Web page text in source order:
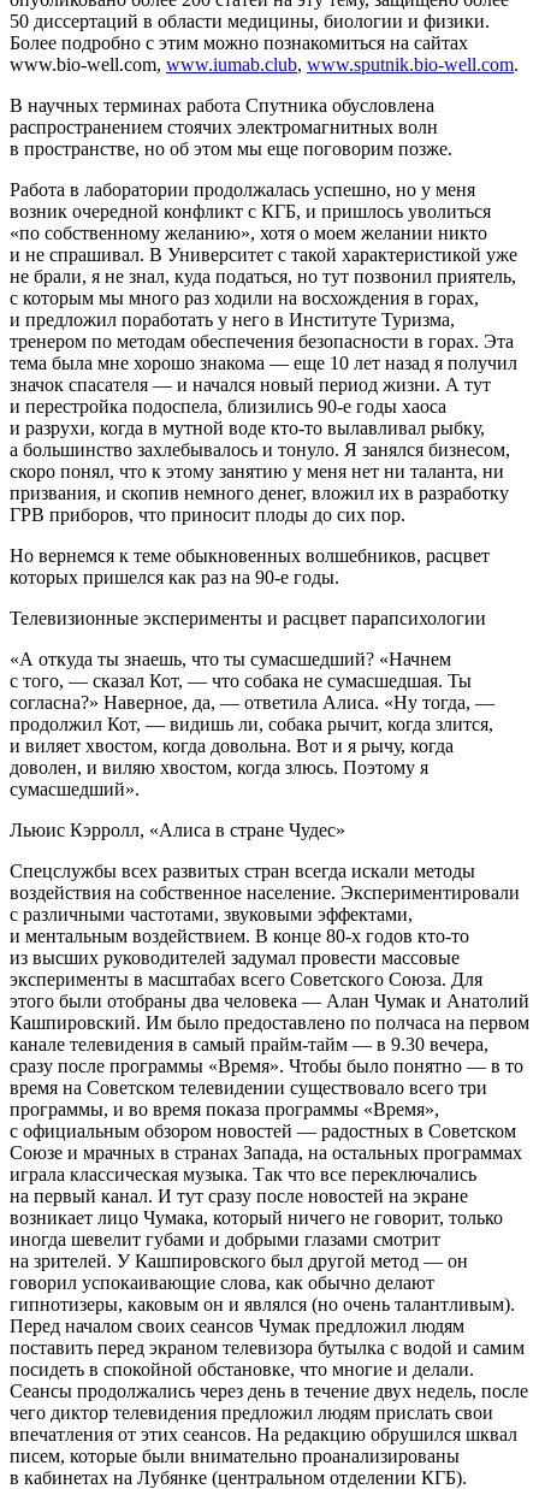
50 диссертаций в области медицины, биологии и физики.
Более подробно с этим можно познакомиться на сайтах
www.bio-well.com, www.iumab.club, www.sputnik.bio-well.com.
В научных терминах работа Спутника обусловлена
распространением стоячих электромагнитных волн
в пространстве, но об этом мы еще поговорим позже.
Работа в лаборатории продолжалась успешно, но у меня
возник очередной конфликт с КГБ, и пришлось уволиться
«по собственному желанию», хотя о моем желании никто
и не спрашивал. В Университет с такой характеристикой уже
не брали, я не знал, куда податься, но тут позвонил приятель,
с которым мы много раз ходили на восхождения в горах,
и предложил поработать у него в Институте Туризма,
тренером по методам обеспечения безопасности в горах. Эта
тема была мне хорошо знакома — еще 10 лет назад я получил
значок спасателя — и начался новый период жизни. А тут
и перестройка подоспела, близились 90-е годы хаоса
и разрухи, когда в мутной воде кто-то вылавливал рыбку,
а большинство захлебывалось и тонуло. Я занялся бизнесом,
скоро понял, что к этому занятию у меня нет ни таланта, ни
призвания, и скопив немного денег, вложил их в разработку
ГРВ приборов, что приносит плоды до сих пор.
Но вернемся к теме обыкновенных волшебников, расцвет
которых пришелся как раз на 90-е годы.
Телевизионные эксперименты и расцвет парапсихологии
«А откуда ты знаешь, что ты сумасшедший? «Начнем
с того, — сказал Кот, — что собака не сумасшедшая. Ты
согласна?» Наверное, да, — ответила Алиса. «Ну тогда, —
продолжил Кот, — видишь ли, собака рычит, когда злится,
и виляет хвостом, когда довольна. Вот и я рычу, когда
доволен, и виляю хвостом, когда злюсь. Поэтому я
сумасшедший».
Льюис Кэрролл, «Алиса в стране Чудес»
Спецслужбы всех развитых стран всегда искали методы
воздействия на собственное население. Экспериментировали
с различными частотами, звуковыми эффектами,
и ментальным воздействием. В конце 80-х годов кто-то
из высших руководителей задумал провести массовые
эксперименты в масштабах всего Советского Союза. Для
этого были отобраны два человека — Алан Чумак и Анатолий
Кашпировский. Им было предоставлено по полчаса на первом
канале телевидения в самый прайм-тайм — в 9.30 вечера,
сразу после программы «Время». Чтобы было понятно — в то
время на Советском телевидении существовало всего три
программы, и во время показа программы «Время»,
с официальным обзором новостей — радостных в Советском
Союзе и мрачных в странах Запада, на остальных программах
играла классическая музыка. Так что все переключались
на первый канал. И тут сразу после новостей на экране
возникает лицо Чумака, который ничего не говорит, только
иногда шевелит губами и добрыми глазами смотрит
на зрителей. У Кашпировского был другой метод — он
говорил успокаивающие слова, как обычно делают
гипнотизеры, каковым он и являлся (но очень талантливым).
Перед началом своих сеансов Чумак предложил людям
поставить перед экраном телевизора бутылка с водой и самим
посидеть в спокойной обстановке, что многие и делали.
Сеансы продолжались через день в течение двух недель, после
чего диктор телевидения предложил людям прислать свои
впечатления от этих сеансов. На редакцию обрушился шквал
писем, которые были внимательно проанализированы
в кабинетах на Лубянке (центральном отделении КГБ).